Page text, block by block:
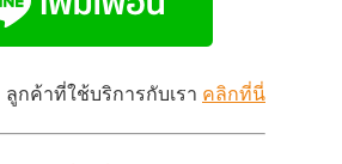
ลูกค้าที่ใช้บริการกับเรา คลิกที่นี่